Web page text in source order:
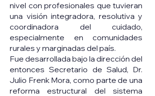
nivel con profesionales que tuvieran
una visión integradora, resolutiva y
coordinadora del cuidado,
especialmente en comunidades
rurales y marginadas del país.
Fue desarrollada bajo la dirección del
entonces Secretario de Salud, Dr.
Julio Frenk Mora, como parte de una
reforma estructural del sistema